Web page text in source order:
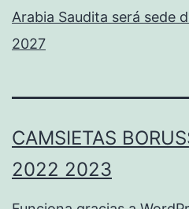
Arabia Saudita será sede
2027
CAMSIETAS
2022 2023